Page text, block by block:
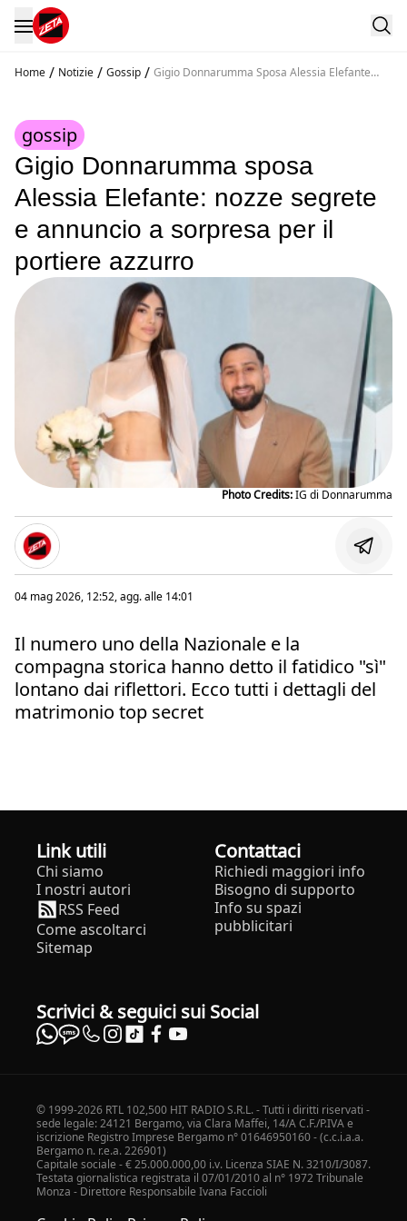
Home / Notizie / Gossip / Gigio Donnarumma Sposa Alessia Elefante
gossip
Gigio Donnarumma sposa
Alessia Elefante: nozze segrete
e annuncio a sorpresa per il
portiere azzurro
Photo Credits:IG di Donnarumma
04 mag 2026, 12:52, agg. alle 14:01
Il numero uno della Nazionale e la
compagna storica hanno detto il fatidico "sì"
lontano dai riflettori. Ecco tutti i dettagli del
matrimonio top secret
Link utili
Chi siamo
I nostri autori
RSS Feed
Come ascoltarci
Sitemap
Contattaci
Richiedi maggiori info
Bisogno di supporto
Info su spazi
pubblicitari
Scrivici & seguici sui Social
© 1999-2026 RTL 102,500 HIT RADIO S.R.L. - Tutti i diritti riservati -
sede legale: 24121 Bergamo, via Clara Maffei, 14/A C.F./P.IVA e
iscrizione Registro Imprese Bergamo n° 01646950160 - (c.c.i.a.a.
Bergamo n. r.e.a. 226901)
Capitale sociale - € 25.000.000,00 i.v. Licenza SIAE N. 3210/I/3087.
Testata giornalistica registrata il 07/01/2010 al n° 1972 Tribunale
Monza - Direttore Responsabile Ivana Faccioli